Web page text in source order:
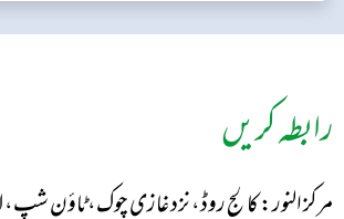
رابطہ کریں
مرکز النور: کالج روڈ، نزد غازی چوک، ٹاؤن شپ،